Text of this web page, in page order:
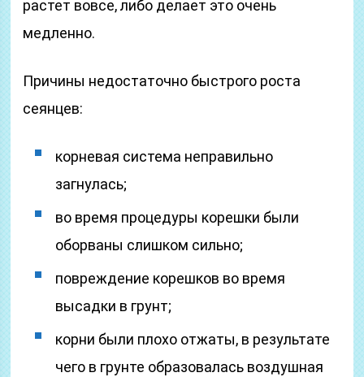
растет вовсе, либо делает это очень
медленно.
Причины недостаточно быстрого роста
сеянцев:
корневая система неправильно
загнулась;
во время процедуры корешки были
оборваны слишком сильно;
повреждение корешков во время
высадки в грунт;
корни были плохо отжаты, в результате
чего в грунте образовалась воздушная